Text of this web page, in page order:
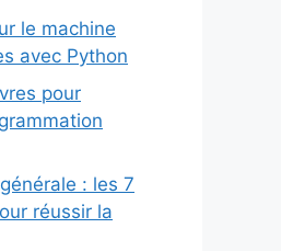
le machine
avec Python
pour
: les 7
réussir la